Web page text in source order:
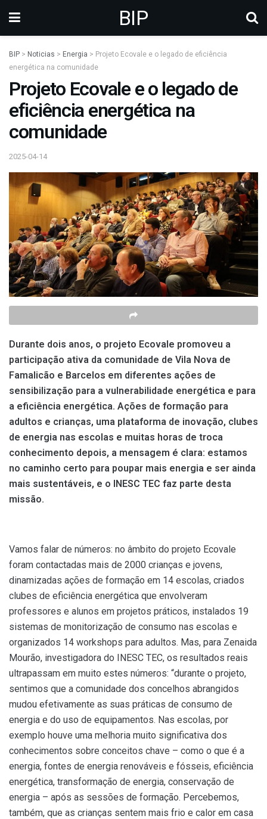
BIP
BIP > Noticias > Energia > Projeto Ecovale e o legado de eficiência
energética na comunidade
Projeto Ecovale e o legado de
eficiência energética na
comunidade
2025-04-14
Durante dois anos, o projeto Ecovale promoveu a
participação ativa da comunidade de Vila Nova de
Famalicão e Barcelos em diferentes ações de
sensibilização para a vulnerabilidade energética e para
a eficiência energética. Ações de formação para
adultos e crianças, uma plataforma de inovação, clubes
de energia nas escolas e muitas horas de troca
conhecimento depois, a mensagem é clara: estamos
no caminho certo para poupar mais energia e ser ainda
mais sustentáveis, e o INESC TEC faz parte desta
missão.
Vamos falar de números: no âmbito do projeto Ecovale
foram contactadas mais de 2000 crianças e jovens,
dinamizadas ações de formação em 14 escolas, criados
clubes de eficiência energética que envolveram
professores e alunos em projetos práticos, instalados 19
sistemas de monitorização de consumo nas escolas e
organizados 14 workshops para adultos. Mas, para Zenaida
Mourão, investigadora do INESC TEC, os resultados reais
ultrapassam em muito estes números: “durante o projeto,
sentimos que a comunidade dos concelhos abrangidos
mudou efetivamente as suas práticas de consumo de
energia e do uso de equipamentos. Nas escolas, por
exemplo houve uma melhoria muito significativa dos
conhecimentos sobre conceitos chave – como o que é a
energia, fontes de energia renováveis e fósseis, eficiência
energética, transformação de energia, conservação de
energia – após as sessões de formação. Percebemos,
também, que as crianças sentem mais frio e calor em casa